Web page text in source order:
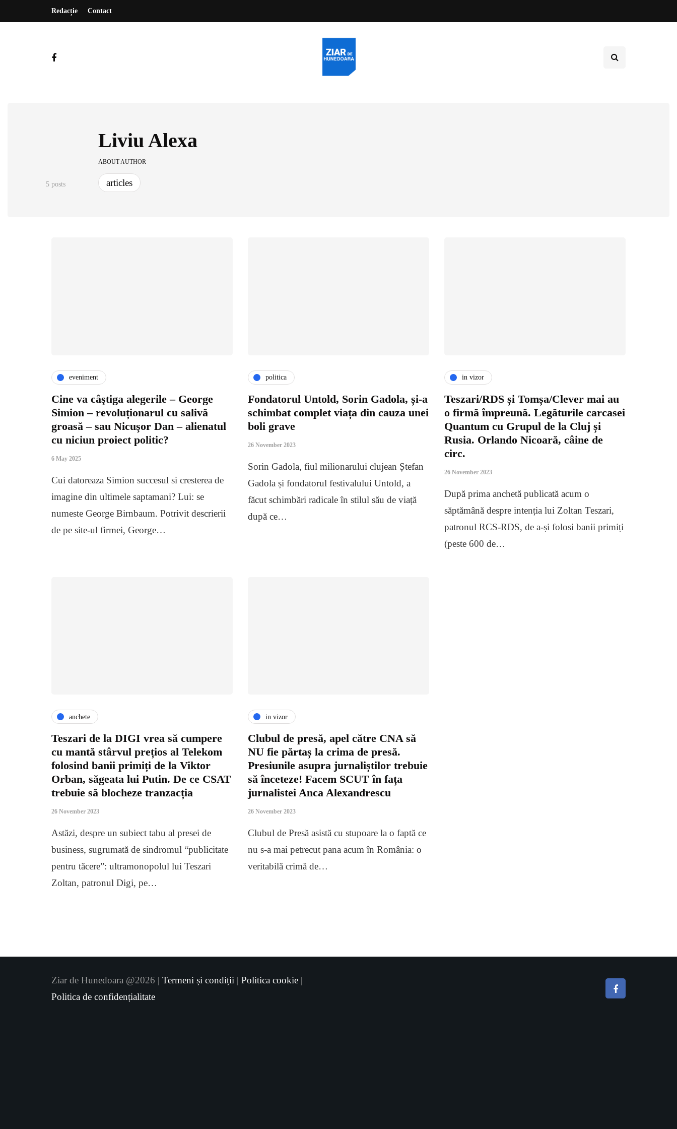
Redacție Contact
5 posts
Liviu Alexa
ABOUT AUTHOR
articles
eveniment
Cine va câştiga alegerile – George
Simion – revoluționarul cu salivă
groasă – sau Nicuşor Dan – alienatul
cu niciun proiect politic?
6 May 2025
Cui datoreaza Simion succesul si cresterea de
imagine din ultimele saptamani? Lui: se
numeste George Birnbaum. Potrivit descrierii
de pe site-ul firmei, George…
politica
Fondatorul Untold, Sorin Gadola, și-a
schimbat complet viața din cauza unei
boli grave
26 November 2023
Sorin Gadola, fiul milionarului clujean Ștefan
Gadola și fondatorul festivalului Untold, a
făcut schimbări radicale în stilul său de viață
după ce…
in vizor
Teszari/RDS și Tomșa/Clever mai au
o firmă împreună. Legăturile carcasei
Quantum cu Grupul de la Cluj și
Rusia. Orlando Nicoară, câine de
circ.
26 November 2023
După prima anchetă publicată acum o
săptămână despre intenția lui Zoltan Teszari,
patronul RCS-RDS, de a-și folosi banii primiți
(peste 600 de…
anchete
Teszari de la DIGI vrea să cumpere
cu mantă stârvul prețios al Telekom
folosind banii primiți de la Viktor
Orban, săgeata lui Putin. De ce CSAT
trebuie să blocheze tranzacția
26 November 2023
Astăzi, despre un subiect tabu al presei de
business, sugrumată de sindromul “publicitate
pentru tăcere”: ultramonopolul lui Teszari
Zoltan, patronul Digi, pe…
in vizor
Clubul de presă, apel către CNA să
NU fie părtaș la crima de presă.
Presiunile asupra jurnaliștilor trebuie
să înceteze! Facem SCUT în fața
jurnalistei Anca Alexandrescu
26 November 2023
Clubul de Presă asistă cu stupoare la o faptă ce
nu s-a mai petrecut pana acum în România: o
veritabilă crimă de…
Ziar de Hunedoara @2026 | Termeni și condiții | Politica cookie |
Politica de confidențialitate